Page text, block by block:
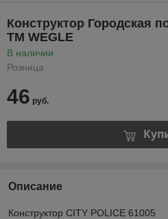
Конструктор Городская
TM WEGLE
В наличии
Розница
46 руб.
Описание
Конструктор CITY POLICE 61005